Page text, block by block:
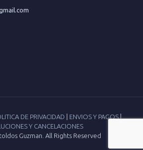
DE PRIVACIDAD ENVIOS Y PAGOS|
Y CANCELACIONES
Guzman. All Rights Reserved